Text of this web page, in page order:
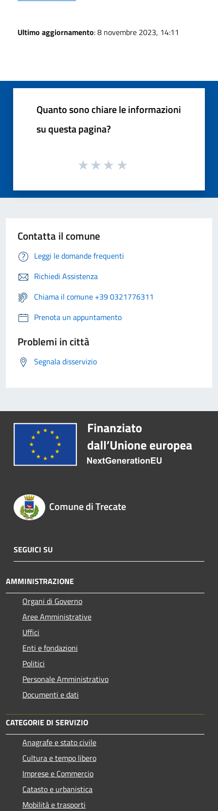
Ultimo aggiornamento: 8 novembre 2023, 14:11
Quanto sono chiare le informazioni
su questa pagina?
Contatta il comune
Leggi le domande frequenti
Richiedi Assistenza
Chiama il comune +39 0321776311
Prenota un appuntamento
Problemi in città
Segnala disservizio
Comune di Trecate
SEGUICI SU
AMMINISTRAZIONE
Organi di Governo
Aree Amministrative
Uffici
Enti e fondazioni
Politici
Personale Amministrativo
Documenti e dati
CATEGORIE DI SERVIZIO
Anagrafe e stato civile
Cultura e tempo libero
Imprese e Commercio
Catasto e urbanistica
Mobilità e trasporti